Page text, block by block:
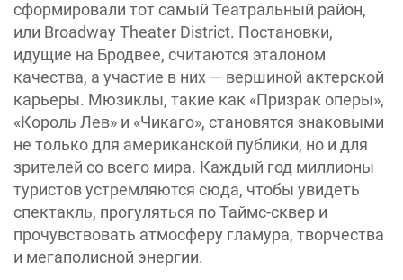
сформировали тот самый Театральный район,
или Broadway Theater District. Постановки,
идущие на Бродвее, считаются эталоном
качества, а участие в них — вершиной актерской
карьеры. Мюзиклы, такие как «Призрак оперы»,
«Король Лев» и «Чикаго», становятся знаковыми
не только для американской публики, но и для
зрителей со всего мира. Каждый год миллионы
туристов устремляются сюда, чтобы увидеть
спектакль, прогуляться по Таймс-сквер и
прочувствовать атмосферу гламура, творчества
и мегаполисной энергии.